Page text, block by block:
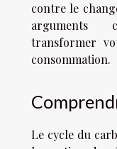
contre le
arguments
transformer
consommation.
Le cycle du